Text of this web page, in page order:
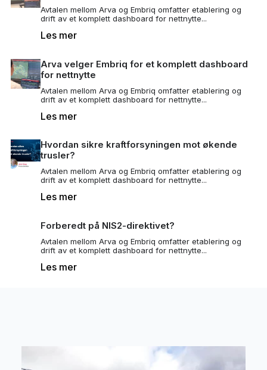
Avtalen mellom Arva og Embriq omfatter etablering og
drift av et komplett dashboard for nettnytte...
Les mer
Arva velger Embriq for et komplett dashboard
for nettnytte
Avtalen mellom Arva og Embriq omfatter etablering og
drift av et komplett dashboard for nettnytte...
Les mer
Hvordan sikre kraftforsyningen mot økende
trusler?
Avtalen mellom Arva og Embriq omfatter etablering og
drift av et komplett dashboard for nettnytte...
Les mer
Forberedt på NIS2-direktivet?
Avtalen mellom Arva og Embriq omfatter etablering og
drift av et komplett dashboard for nettnytte...
Les mer